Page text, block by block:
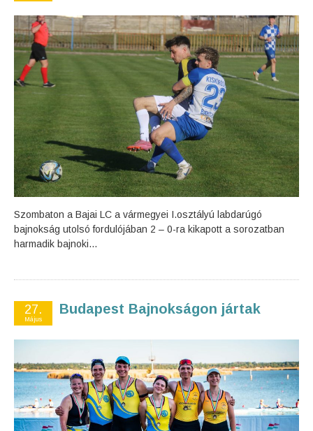
Szombaton a Bajai LC a vármegyei I.osztályú labdarúgó
bajnokság utolsó fordulójában 2 – 0-ra kikapott a sorozatban
harmadik bajnoki...
27.
Május
Budapest Bajnokságon jártak